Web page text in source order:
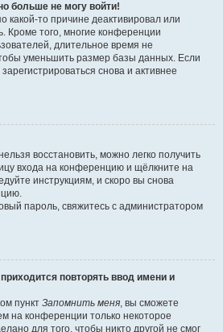
больше не могу войти!
какой-то причине деактивировал или
Кроме того, многие конференции
длительное время не
уменьшить размер базы данных. Если
снова и активнее
восстановить, можно легко получить
входа на конференцию и щёлкните на
инструкциям, и скоро вы снова
пароль, свяжитесь с администратором
повторять ввод имени и
пункт Запомнить меня, вы сможете
на конференции только некоторое
для того, чтобы никто другой не смог